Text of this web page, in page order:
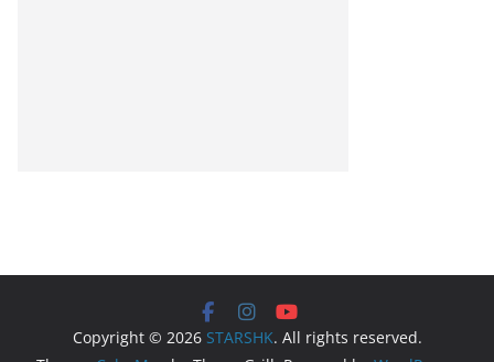
Copyright © 2026 STARSHK. All rights reserved.